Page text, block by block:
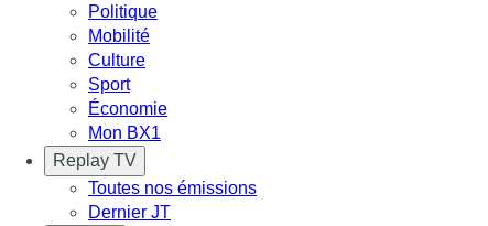
Politique
Mobilité
Culture
Sport
Économie
Mon BX1
Replay TV
Toutes nos émissions
Dernier JT